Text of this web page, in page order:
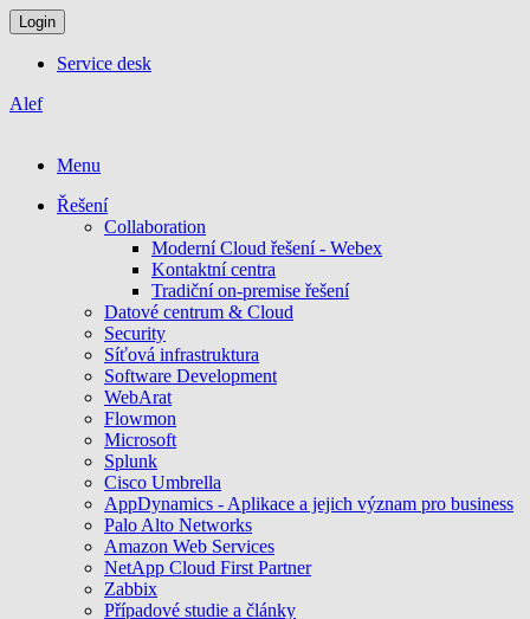
Login
Service desk
Alef
Menu
Řešení
Collaboration
Moderní Cloud řešení - Webex
Kontaktní centra
Tradiční on-premise řešení
Datové centrum & Cloud
Security
Síťová infrastruktura
Software Development
WebArat
Flowmon
Microsoft
Splunk
Cisco Umbrella
AppDynamics - Aplikace a jejich význam pro business
Palo Alto Networks
Amazon Web Services
NetApp Cloud First Partner
Zabbix
Případové studie a články